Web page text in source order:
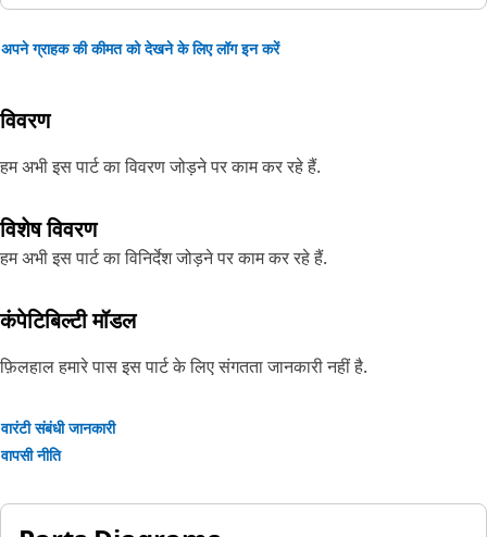
अपने ग्राहक की कीमत को देखने के लिए लॉग इन करें
विवरण
हम अभी इस पार्ट का विवरण जोड़ने पर काम कर रहे हैं.
विशेष विवरण
हम अभी इस पार्ट का विनिर्देश जोड़ने पर काम कर रहे हैं.
कंपेटिबिल्टी मॉडल
फ़िलहाल हमारे पास इस पार्ट के लिए संगतता जानकारी नहीं है.
वारंटी संबंधी जानकारी
वापसी नीति